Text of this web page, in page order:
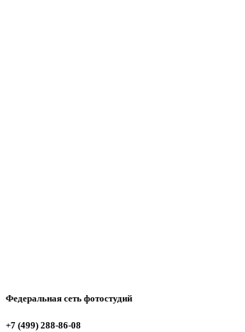
Федеральная сеть фотостудий
+7 (499) 288-86-08